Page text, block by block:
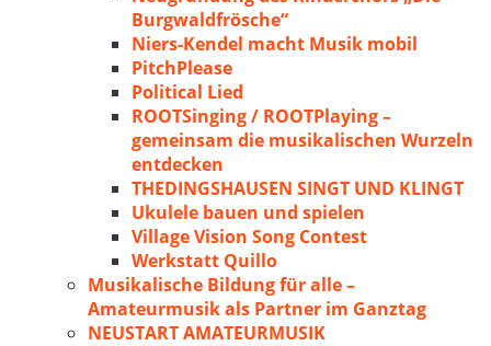
Burgwaldfrösche“
Niers-Kendel macht Musik mobil
PitchPlease
Political Lied
ROOTSinging / ROOTPlaying –
gemeinsam die musikalischen Wurzeln
entdecken
THEDINGSHAUSEN SINGT UND KLINGT
Ukulele bauen und spielen
Village Vision Song Contest
Werkstatt Quillo
Musikalische Bildung für alle –
Amateurmusik als Partner im Ganztag
NEUSTART AMATEURMUSIK